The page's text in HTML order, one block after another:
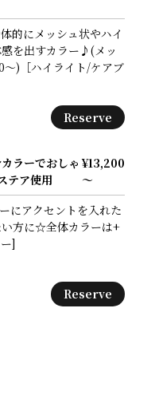
的にメッシュ状やハイ
を出すカラー♪(メッ
～)［ハイライト/ケアブ
Reserve
ラーでおしゃ
テア使用
¥13,200
～
にアクセントを入れた
方に☆全体カラーは+
]
Reserve